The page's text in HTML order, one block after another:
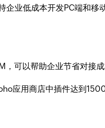
业低成本开发PC端和
可以帮助企业节省对接
应用商店中插件达到